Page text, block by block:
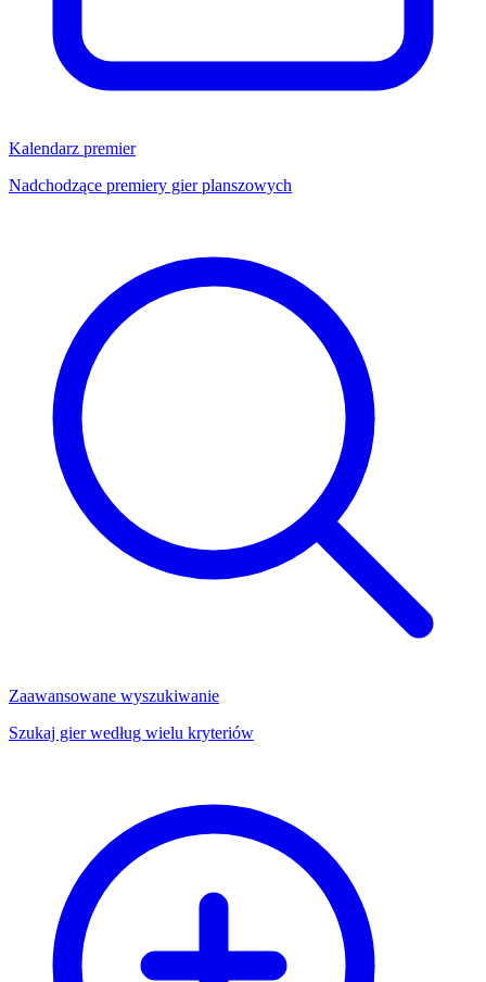
Kalendarz premier
Nadchodzące premiery gier planszowych
Zaawansowane wyszukiwanie
Szukaj gier według wielu kryteriów